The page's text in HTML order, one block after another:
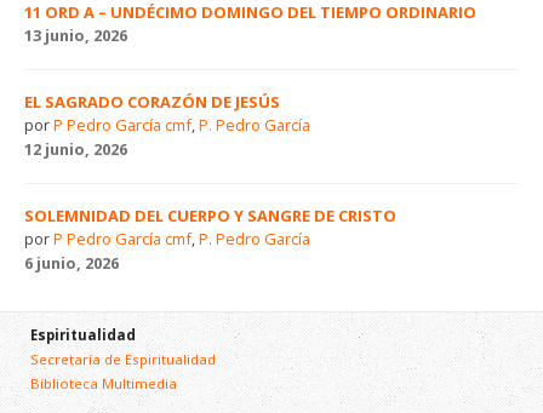
11 ORD A – UNDÉCIMO DOMINGO DEL TIEMPO ORDINARIO
13 junio, 2026
EL SAGRADO CORAZÓN DE JESÚS
porP Pedro García cmf,P. Pedro García
12 junio, 2026
SOLEMNIDAD DEL CUERPO Y SANGRE DE CRISTO
porP Pedro García cmf,P. Pedro García
6 junio, 2026
Espiritualidad
Secretaría de Espiritualidad
Biblioteca Multimedia